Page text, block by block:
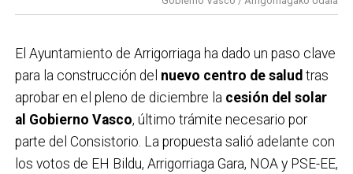
difusión de la campaña. Este respaldo se suma a la
domingo,que ya evidenció el rechazo de buena parte
de la localidad al proyecto ferroviario en su
configuración actual. Con estas acciones, el
Ayuntamiento considera que la postura ciudadana
queda claramente reforzada.
El Ayuntamiento de Arrigorriaga ha dado un paso clave
para la construcción del nuevo centro de salud tras
aprobar en el pleno de diciembre la cesión del solar
al Gobierno Vasco, último trámite necesario por
parte del Consistorio. La propuesta salió adelante con
los votos de EH Bildu, Arrigorriaga Gara, NOA y PSE-EE,